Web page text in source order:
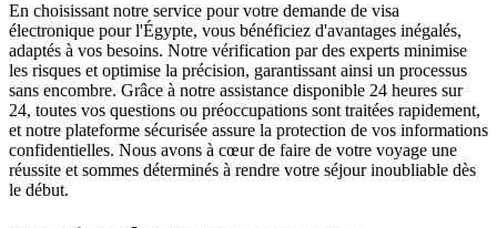
En choisissant notre service pour votre demande de visa
électronique pour l'Égypte, vous bénéficiez d'avantages inégalés,
adaptés à vos besoins. Notre vérification par des experts minimise
les risques et optimise la précision, garantissant ainsi un processus
sans encombre. Grâce à notre assistance disponible 24 heures sur
24, toutes vos questions ou préoccupations sont traitées rapidement,
et notre plateforme sécurisée assure la protection de vos informations
confidentielles. Nous avons à cœur de faire de votre voyage une
réussite et sommes déterminés à rendre votre séjour inoubliable dès
le début.